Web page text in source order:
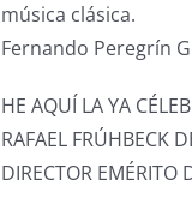
música clásica.
Fernando Peregrín
HE AQUÍ LA YA
RAFAEL FRÚHBECK
DIRECTOR EMÉRITO